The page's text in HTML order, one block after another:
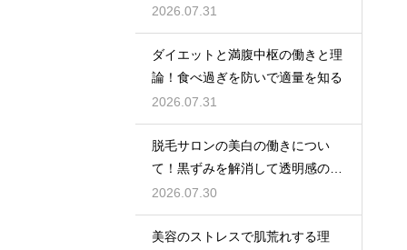
ための公式ショップでの購入
2026.07.31
ダイエットと満腹中枢の働きと理
論！食べ過ぎを防いで適量を知る
2026.07.31
脱毛サロンの美白の働きについ
て！黒ずみを解消して透明感のあ
る肌へ導く
2026.07.30
美容のストレスで肌荒れする理